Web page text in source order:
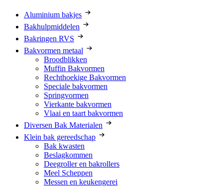
Aluminium bakjes
Bakhulpmiddelen
Bakringen RVS
Bakvormen metaal
Broodblikken
Muffin Bakvormen
Rechthoekige Bakvormen
Speciale bakvormen
Springvormen
Vierkante bakvormen
Vlaai en taart bakvormen
Diversen Bak Materialen
Klein bak gereedschap
Bak kwasten
Beslagkommen
Deegroller en bakrollers
Meel Scheppen
Messen en keukengerei